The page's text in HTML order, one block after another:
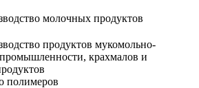
молочных продуктов
продуктов мукомольно-
крахмалов и
полимеров